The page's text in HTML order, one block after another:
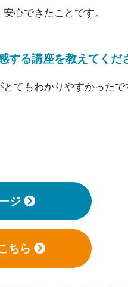
心できたことです。
する講座を教えてくだ
てもわかりやすかったで
ジ
ちら